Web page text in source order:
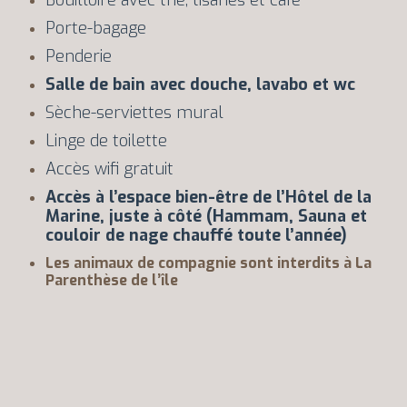
Porte-bagage
Penderie
Salle de bain avec douche, lavabo et wc
Sèche-serviettes mural
Linge de toilette
Accès wifi gratuit
Accès à l’espace bien-être de l’Hôtel de la
Marine, juste à côté (Hammam, Sauna et
couloir de nage chauffé toute l’année)
Les animaux de compagnie sont interdits à La
Parenthèse de l’île